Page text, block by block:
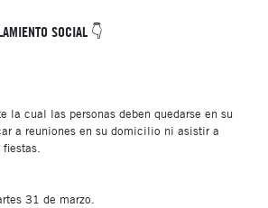
SOCIAL 👇
la cual las personas deben quedarse en su
a reuniones en su domicilio ni asistir a
31 de marzo.